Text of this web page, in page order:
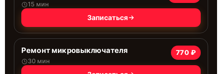
15 мин
Записаться
Ремонт микровыключателя
30 мин
770 ₽